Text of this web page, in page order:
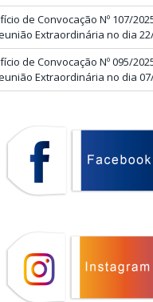
de Convocação Nº 107/
Extraordinária no dia
de Convocação Nº 095/
Extraordinária no dia